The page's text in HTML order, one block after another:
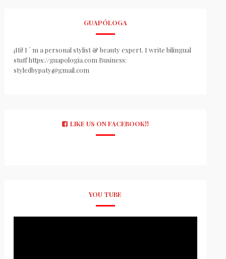
GUAPÓLOGA
¡Hi! I ´ m a personal stylist & beauty expert. I write bilingual
stuff https://guapologia.com Business:
styledbypaty@gmail.com
LIKE US ON FACEBOOK!!
YOU TUBE